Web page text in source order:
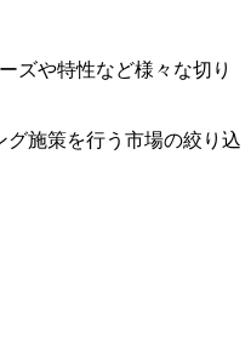
ズや特性など様々な切り
施策を行う市場の絞り込